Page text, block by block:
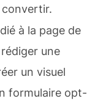
à la page de
une
un visuel
formulaire opt-